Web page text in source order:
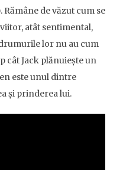
de văzut cum se
atât sentimental,
lor nu au cum
cât Jack plănuiește un
este unul dintre
și prinderea lui.